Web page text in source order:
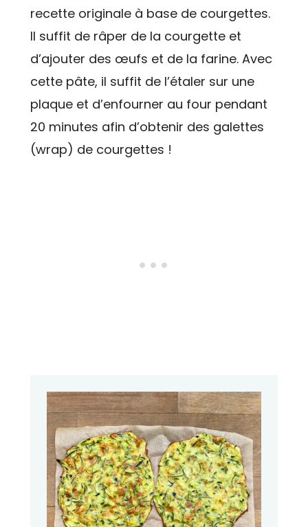
recette originale à base de courgettes.
Il suffit de râper de la courgette et
d’ajouter des œufs et de la farine. Avec
cette pâte, il suffit de l’étaler sur une
plaque et d’enfourner au four pendant
20 minutes afin d’obtenir des galettes
(wrap) de courgettes !